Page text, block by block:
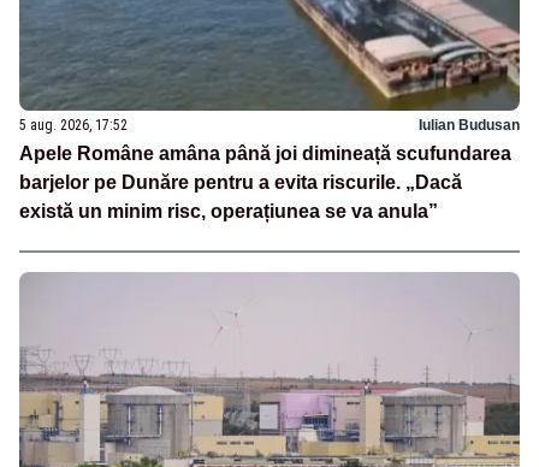
5 aug. 2026, 17:52 Iulian Budusan
Apele Române amâna până joi dimineață scufundarea
barjelor pe Dunăre pentru a evita riscurile. „Dacă
există un minim risc, operațiunea se va anula”